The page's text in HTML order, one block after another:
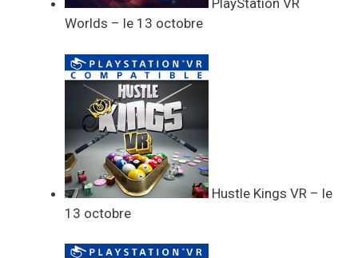
PlayStation VR
Worlds – le 13 octobre
Hustle Kings VR – le
13 octobre